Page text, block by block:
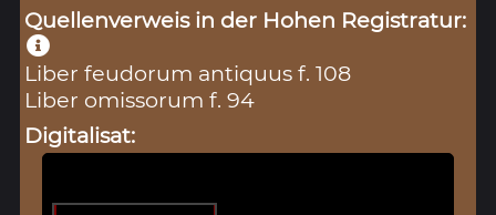
Quellenverweis in der Hohen Registratur:
Liber feudorum antiquus f. 108
Liber omissorum f. 94
Digitalisat: